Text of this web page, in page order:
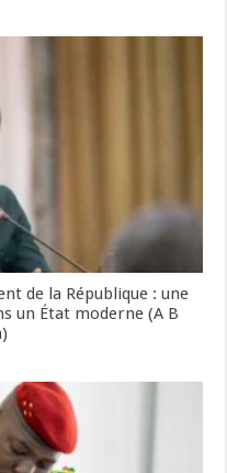
de la République : une
un État moderne (A B